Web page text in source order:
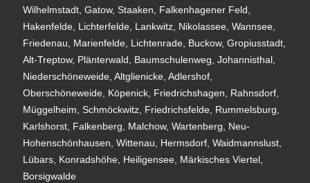
Wilhelmstadt, Gatow, Staaken, Falkenhagener Feld,
Hakenfelde, Lichterfelde, Lankwitz, Nikolassee, Wannsee,
Friedenau, Marienfelde, Lichtenrade, Buckow, Gropiusstadt,
Alt-Treptow, Plänterwald, Baumschulenweg, Johannisthal,
Niederschöneweide, Altglienicke, Adlershof,
Oberschöneweide, Köpenick, Friedrichshagen, Rahnsdorf,
Müggelheim, Schmöckwitz, Friedrichsfelde, Rummelsburg,
Karlshorst, Falkenberg, Malchow, Wartenberg, Neu-
Hohenschönhausen, Wittenau, Hermsdorf, Waidmannslust,
Lübars, Konradshöhe, Heiligensee, Märkisches Viertel,
Borsigwalde